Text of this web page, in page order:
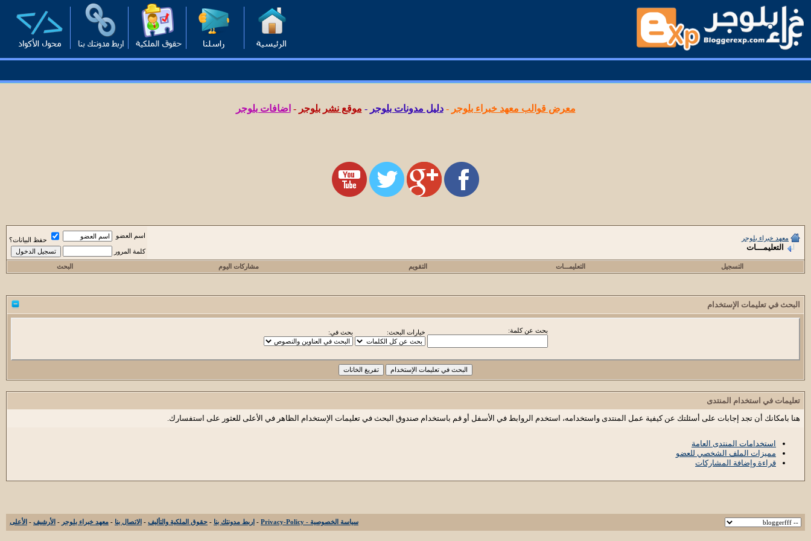
معرض قوالب معهد خبراء بلوجر -دليل مدونات بلوجر - موقع نشر بلوجر - اضافات بلوجر
معهد خبراء بلوجر
التعليمـــات
اسم العضو
حفظ البيانات؟
كلمة المرور
التسجيل التعليمـــات التقويم مشاركات اليوم البحث
البحث في تعليمات الإستخدام
بحث عن كلمة: خيارات البحث: بحث في:
تعليمات في استخدام المنتدى
هنا بامكانك أن تجد إجابات على أسئلتك عن كيفية عمل المنتدى واستخدامه، استخدم الروابط في الأسفل أو قم باستخدام صندوق البحث في تعليمات الإستخدام الظاهر في الأعلى للعثور على استفسارك.
استخدامات المنتدى العامة
مميزات الملف الشخصي للعضو
قراءة وإضافة المشاركات
سياسة الخصوصية - Privacy-Policy - اربط مدونتك بنا - حقوق الملكية والتأليف - الاتصال بنا - معهد خبراء بلوجر - الأرشيف - الأعلى